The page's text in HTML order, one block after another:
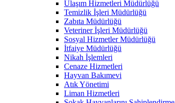
Ulaşım Hizmetleri Müdürlüğü
Temizlik İşleri Müdürlüğü
Zabıta Müdürlüğü
Veteriner İşleri Müdürlüğü
Sosyal Hizmetler Müdürlüğü
İtfaiye Müdürlüğü
Nikah İşlemleri
Cenaze Hizmetleri
Hayvan Bakımevi
Atık Yönetimi
Liman Hizmetleri